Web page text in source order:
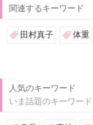
関連するキーワード
田村真子 体重
人気のキーワード
いま話題のキーワード